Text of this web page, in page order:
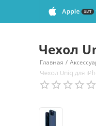
Apple ХИТ
Чехол
Главная /
Чехол Uniq для